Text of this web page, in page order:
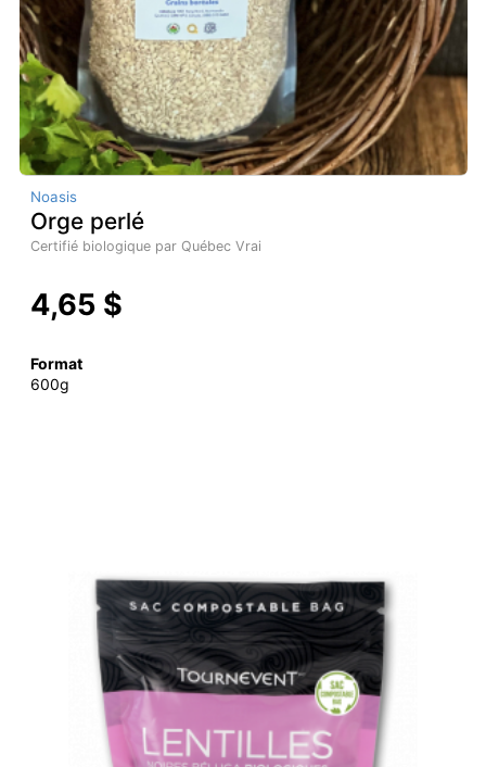
Noasis
Orge perlé
Certifié biologique par Québec Vrai
4,65 $
Format
600g